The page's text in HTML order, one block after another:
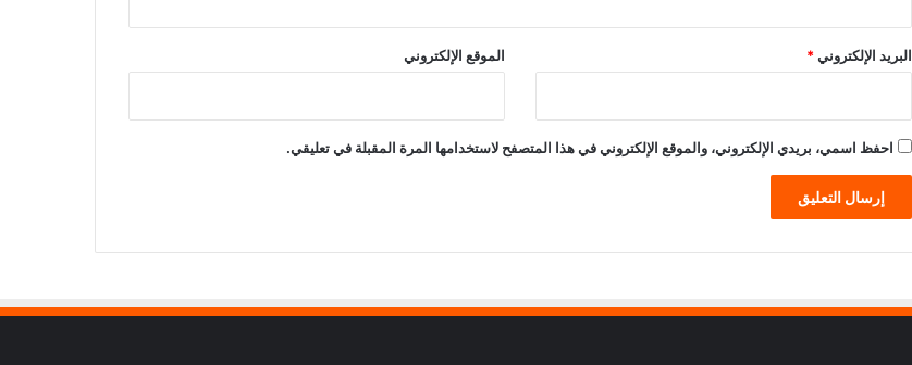
البريد الإلكتروني* الموقع الإلكتروني
احفظ اسمي، بريدي الإلكتروني، والموقع الإلكتروني في هذا المتصفح لاستخدامها المرة المقبلة في تعليقي.